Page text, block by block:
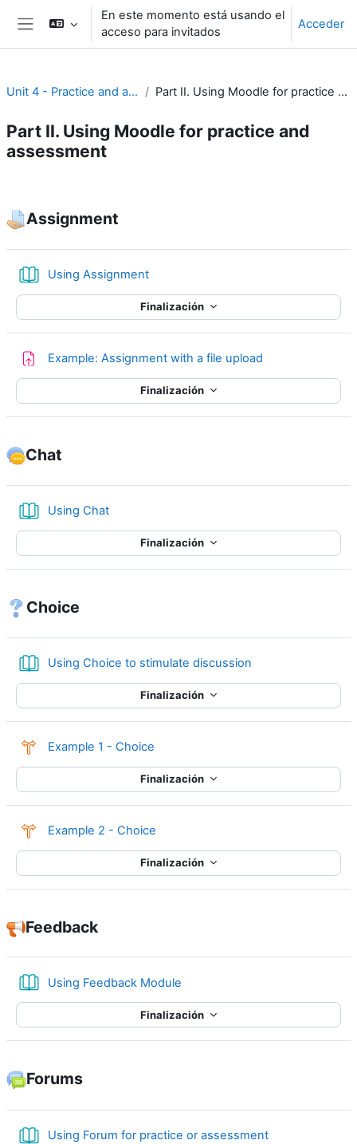
Salta al contenido principal
Panel lateral
En este momento está usando el
acceso para invitados
Acceder
Unit 4 - Practice and assessment Part II. Using Moodle for practice and assessment
Part II. Using Moodle for practice and
assessment
Assignment
Using AssignmentLibro
Finalización
Example: Assignment with a file upload
Finalización
Chat
Using ChatLibro
Finalización
Choice
Using Choice to stimulate discussion
Finalización
Example 1 - Choice
Finalización
Example 2 - Choice
Finalización
Feedback
Using Feedback Module
Finalización
Forums
Using Forum for practice or assessmentLibro